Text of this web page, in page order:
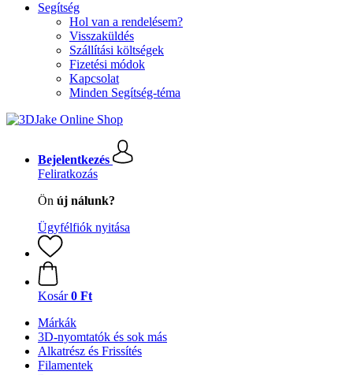
Segítség
Hol van a rendelésem?
Visszaküldés
Szállítási költségek
Fizetési módok
Kapcsolat
Minden Segítség-téma
Bejelentkezés
Feliratkozás
Ön új nálunk?
Ügyfélfiók nyitása
Kosár 0 Ft
Márkák
3D-nyomtatók és sok más
Alkatrész és Frissítés
Filamentek